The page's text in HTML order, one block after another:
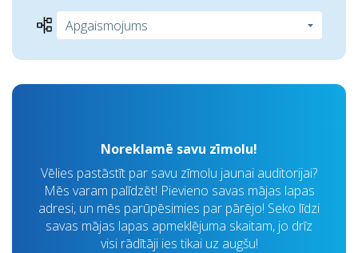
Noreklamē savu zīmolu!
Vēlies pastāstīt par savu zīmolu jaunai auditorijai?
Mēs varam palīdzēt! Pievieno savas mājas lapas
adresi, un mēs parūpēsimies par pārējo! Seko līdzi
savas mājas lapas apmeklējuma skaitam, jo drīz
visi rādītāji ies tikai uz augšu!